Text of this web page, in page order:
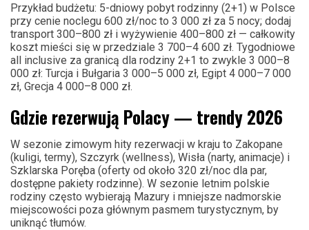
Przykład budżetu: 5-dniowy pobyt rodzinny (2+1) w Polsce
przy cenie noclegu 600 zł/noc to 3 000 zł za 5 nocy; dodaj
transport 300–800 zł i wyżywienie 400–800 zł — całkowity
koszt mieści się w przedziale 3 700–4 600 zł. Tygodniowe
all inclusive za granicą dla rodziny 2+1 to zwykle 3 000–8
000 zł: Turcja i Bułgaria 3 000–5 000 zł, Egipt 4 000–7 000
zł, Grecja 4 000–8 000 zł.
Gdzie rezerwują Polacy — trendy 2026
W sezonie zimowym hity rezerwacji w kraju to Zakopane
(kuligi, termy), Szczyrk (wellness), Wisła (narty, animacje) i
Szklarska Poręba (oferty od około 320 zł/noc dla par,
dostępne pakiety rodzinne). W sezonie letnim polskie
rodziny często wybierają Mazury i mniejsze nadmorskie
miejscowości poza głównym pasmem turystycznym, by
uniknąć tłumów.